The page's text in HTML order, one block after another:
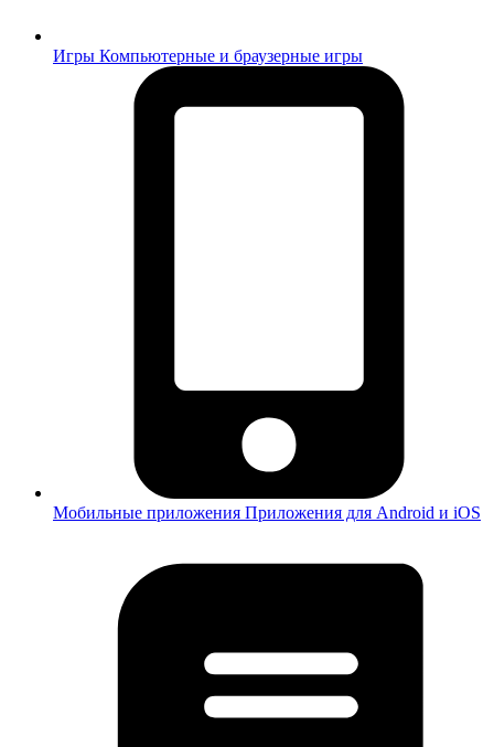
Игры Компьютерные и браузерные игры
Мобильные приложения Приложения для Android и iOS